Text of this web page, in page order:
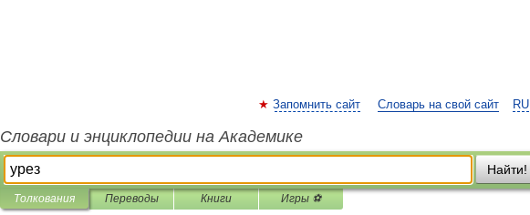
RU
Запомнить сайт Словарь на свой сайт
Словари и энциклопедии на Академике
Найти!
Толкования Переводы Книги Игры ⚽